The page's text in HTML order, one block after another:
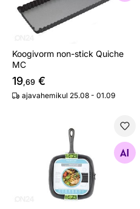
Koogivorm non-stick Quiche
MC
19,69 €
ajavahemikul 25.08 - 01.09
Grillpann malmist 23x23 cm
Otsi sarnaseid